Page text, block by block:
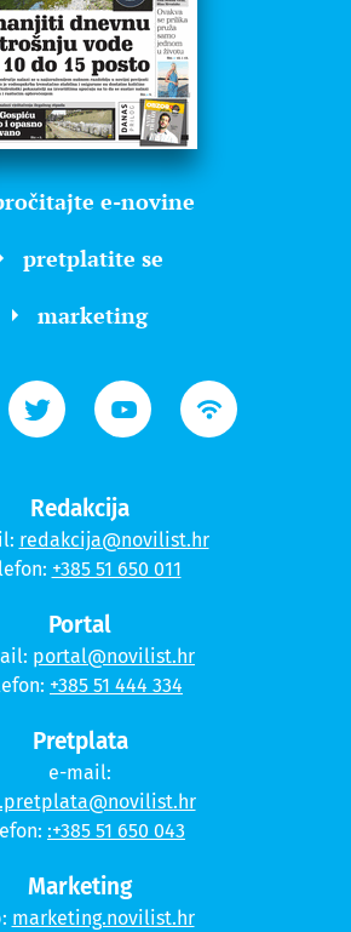
e-novine
pretplatite se
marketing
Redakcija
redakcija@novilist.hr
+385 51 650 011
Portal
portal@novilist.hr
+385 51 444 334
Pretplata
e-mail:
:+385 51 650 043
Marketing
marketing.novilist.hr